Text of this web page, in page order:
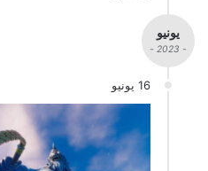
يونيو
- 2023 -
16 يونيو